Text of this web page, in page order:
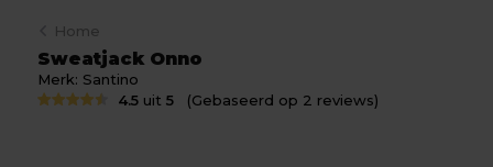
Home
Sweatjack Onno
Merk: Santino
4.5 uit5 (Gebaseerd op 2 reviews)